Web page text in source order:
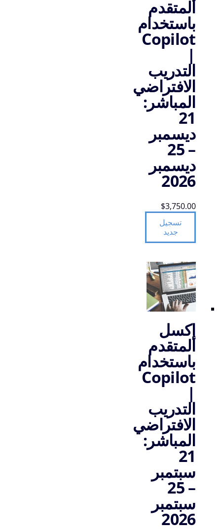
المتقدم
باستخدام
Copilot
|
التدريب
الافتراضي
المباشر:
21
ديسمبر
– 25
ديسمبر
2026
$3,750.00
تسجيل
جديد
إكسل
المتقدم
باستخدام
Copilot
|
التدريب
الافتراضي
المباشر:
21
سبتمبر
– 25
سبتمبر
2026